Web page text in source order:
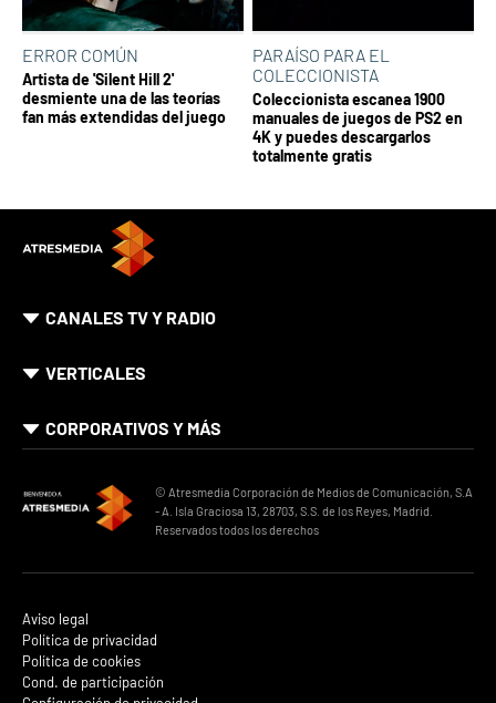
ERROR COMÚN
Artista de 'Silent Hill 2'
desmiente una de las teorías
fan más extendidas del juego
PARAÍSO PARA EL
COLECCIONISTA
Coleccionista escanea 1900
manuales de juegos de PS2 en
4K y puedes descargarlos
totalmente gratis
CANALES TV Y RADIO
VERTICALES
CORPORATIVOS Y MÁS
© Atresmedia Corporación de Medios de Comunicación, S.A
- A. Isla Graciosa 13, 28703, S.S. de los Reyes, Madrid.
Reservados todos los derechos
Aviso legal
Política de privacidad
Política de cookies
Cond. de participación